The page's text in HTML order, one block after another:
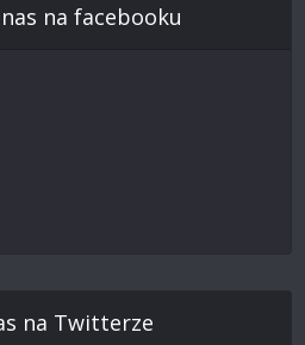
nas na facebooku
na Twitterze